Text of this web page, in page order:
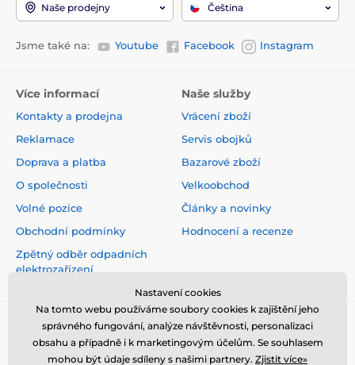
Naše prodejny Čeština
Jsme také na: Youtube Facebook Instagram
Více informací
Kontakty a prodejna
Reklamace
Doprava a platba
O společnosti
Volné pozice
Obchodní podmínky
Zpětný odběr odpadních
elektrozařízení
Naše služby
Vrácení zboží
Servis obojků
Bazarové zboží
Velkoobchod
Články a novinky
Hodnocení a recenze
Nastavení cookies
Na tomto webu používáme soubory cookies k zajištění jeho
správného fungování, analýze návštěvnosti, personalizaci
obsahu a případně i k marketingovým účelům. Se souhlasem
mohou být údaje sdíleny s našimi partnery. Zjistit více»